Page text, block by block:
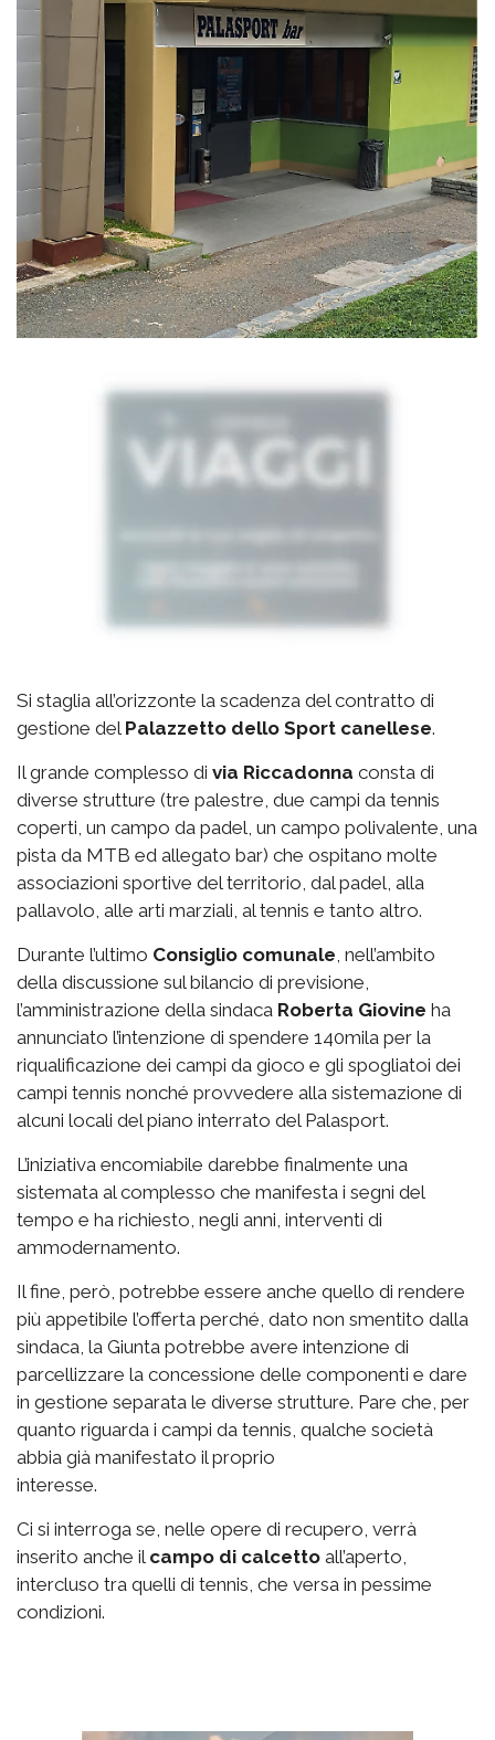
Si staglia all’orizzonte la scadenza del contratto di
gestione del Palazzetto dello Sport canellese.
Il grande complesso di via Riccadonna consta di
diverse strutture (tre palestre, due campi da tennis
coperti, un campo da padel, un campo polivalente, una
pista da MTB ed allegato bar) che ospitano molte
associazioni sportive del territorio, dal padel, alla
pallavolo, alle arti marziali, al tennis e tanto altro.
Durante l’ultimo Consiglio comunale , nell’ambito
della discussione sul bilancio di previsione,
l’amministrazione della sindaca Roberta Giovine ha
annunciato l’intenzione di spendere 140mila per la
riqualificazione dei campi da gioco e gli spogliatoi dei
campi tennis nonché provvedere alla sistemazione di
alcuni locali del piano interrato del Palasport.
L’iniziativa encomiabile darebbe finalmente una
sistemata al complesso che manifesta i segni del
tempo e ha richiesto, negli anni, interventi di
ammodernamento.
Il fine, però, potrebbe essere anche quello di rendere
più appetibile l’offerta perché, dato non smentito dalla
sindaca, la Giunta potrebbe avere intenzione di
parcellizzare la concessione delle componenti e dare
in gestione separata le diverse strutture. Pare che, per
quanto riguarda i campi da tennis, qualche società
abbia già manifestato il proprio
interesse.
Ci si interroga se, nelle opere di recupero, verrà
inserito anche il campo di calcetto all’aperto,
intercluso tra quelli di tennis, che versa in pessime
condizioni.